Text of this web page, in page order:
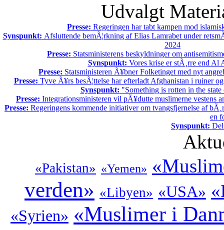
Udvalgt
Presse: Regeringen har tabt kampen mod
Synspunkt: Afsluttende bemÃ¦rkning af Elias Lamrabet under
2024
Presse: Statsministerens beskyldninger om
Synspunkt: Vores krise er stÃ¸rre end Al
Presse: Statsministeren Ã¥bner Folketinget med nyt
Presse: Tyve Ã¥rs besÃ¦ttelse har efterladt Afghanistan i ruiner
Synspunkt: "Something is rotten in the
Presse: Integrationsministeren vil pÃ¥dutte muslimerne vestens
Presse: Regeringens kommende initiativer om tvangsfjernelse af
en
Synspunkt:
«Pakistan» «Yemen»
verden» «Libyen» «USA»
«Syrien» «Muslimer i